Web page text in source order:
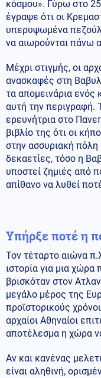
κόσμου». Γύρω στο
έγραψε ότι οι
υπερυψωμένα
να αιωρούνται πάνω
Μέχρι στιγμής, οι
ανασκαφές στη
τα απομεινάρια ενός
αυτή την περιγραφή.
ερευνήτρια στο
βιβλίο της ότι οι
στην ασσυριακή πόλη
δεκαετίες, τόσο η
υποστεί ζημιές από
απίθανο να λυθεί
Υπήρξε ποτέ η
Τον τέταρτο αιώνα
ιστορία για μια
βρισκόταν στον
μεγάλο μέρος της
προϊστορικούς
αρχαίοι Αθηναίοι
αποτέλεσμα η χώρα
Αν και κανένας
είναι αληθινή,